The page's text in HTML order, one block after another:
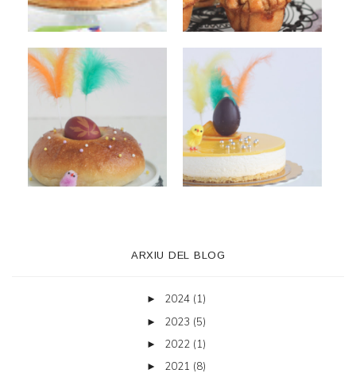
ARXIU DEL BLOG
► 2024 (1)
► 2023 (5)
► 2022 (1)
► 2021 (8)